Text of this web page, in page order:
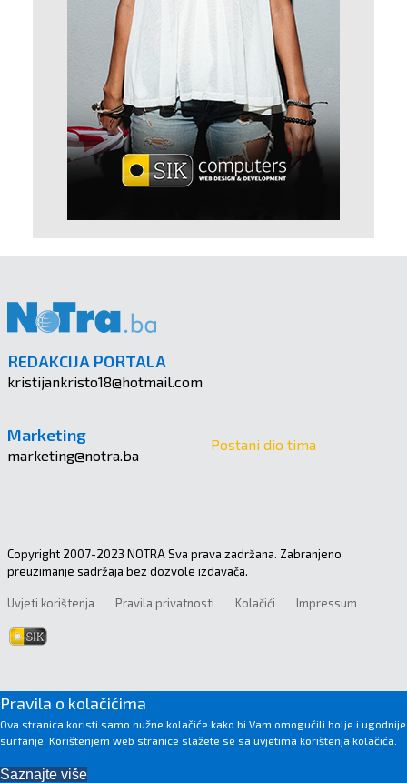
REDAKCIJA PORTALA
kristijankristo18@hotmail.com
Marketing
marketing@notra.ba
Postani dio tima
Copyright 2007-2023 NOTRA Sva prava zadržana. Zabranjeno
preuzimanje sadržaja bez dozvole izdavača.
Uvjeti korištenja Pravila privatnosti Kolačići Impressum
Pravila o kolačićima
Ova stranica koristi samo nužne kolačiće kako bi Vam omogućili bolje i ugodnije
surfanje. Korištenjem web stranice slažete se sa uvjetima korištenja kolačića.
Saznajte više